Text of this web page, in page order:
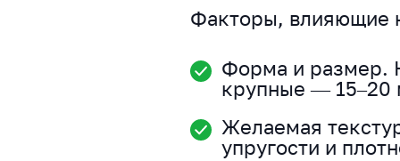
Факторы, влияющие
Форма и размер.
крупные — 15–20
Желаемая
упругости и